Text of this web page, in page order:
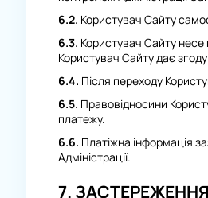
6.2. Користувач Сайту
6.3. Користувач Сайту несе
Користувач Сайту дає
6.4. Після переходу
6.5. Правовідносини
платежу.
6.6. Платіжна інформація
Адміністрації.
7.